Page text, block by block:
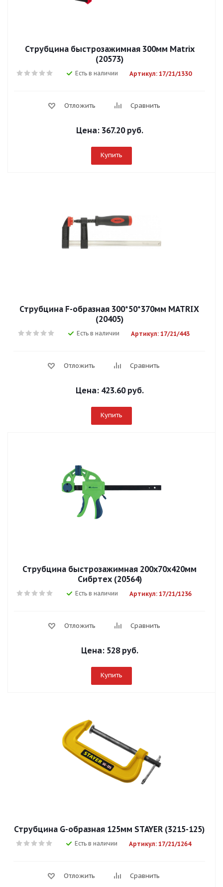
Струбцина быстрозажимная 300мм Matrix
(20573)
Есть в наличии Артикул: 17/21/1330
Отложить Сравнить
Цена: 367.20 руб.
Купить
Струбцина F-образная 300*50*370мм MATRIX
(20405)
Есть в наличии Артикул: 17/21/443
Отложить Сравнить
Цена: 423.60 руб.
Купить
Струбцина быстрозажимная 200х70х420мм
Сибртех (20564)
Есть в наличии Артикул: 17/21/1236
Отложить Сравнить
Цена: 528 руб.
Купить
Струбцина G-образная 125мм STAYER (3215-125)
Есть в наличии Артикул: 17/21/1264
Отложить Сравнить